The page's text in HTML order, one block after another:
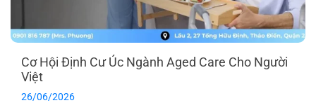
Cơ Hội Định Cư Úc Ngành Aged Care Cho Người
Việt
26/06/2026